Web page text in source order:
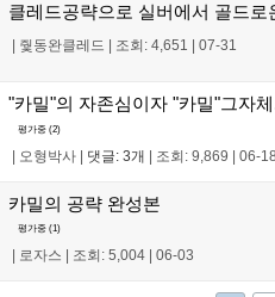
클레드공략으로 실버에서 골드로
줯동완클레드 조회: 4,651 07-31
"카밀"의 자존심이자 "카밀"그자
평가중 (2)
| 오형박사 | 댓글: 3개 | 조회: 9,869 | 06-18
카밀의 공략 완성본
평가중 (1)
로자스 조회: 5,004 06-03